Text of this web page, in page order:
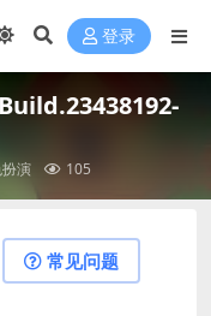
登录
演 105
常见问题